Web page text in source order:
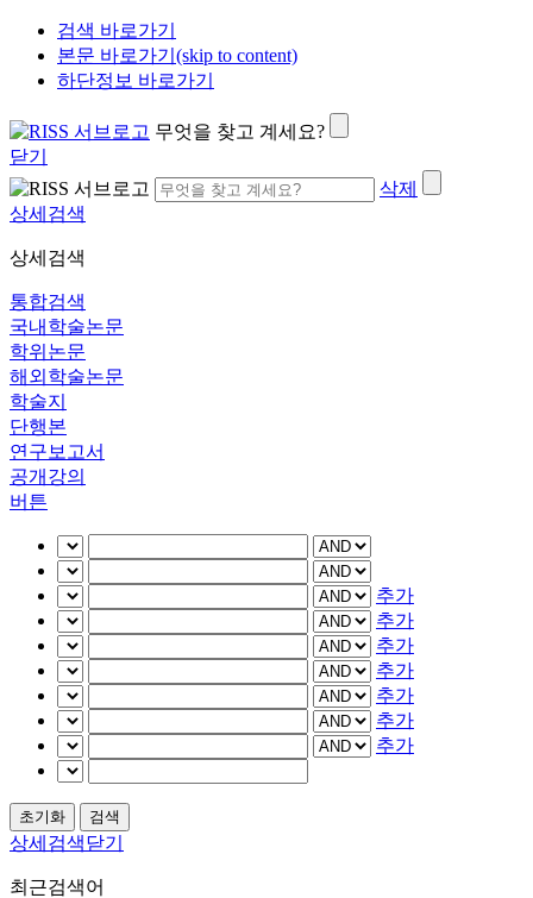
검색 바로가기
본문 바로가기(skip to content)
하단정보 바로가기
무엇을 찾고 계세요?
닫기
삭제
상세검색
상세검색
통합검색
국내학술논문
학위논문
해외학술논문
학술지
단행본
연구보고서
공개강의
버튼
추가
추가
추가
추가
추가
추가
추가
상세검색닫기
최근검색어